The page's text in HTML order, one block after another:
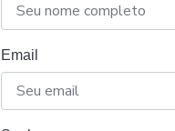
Email